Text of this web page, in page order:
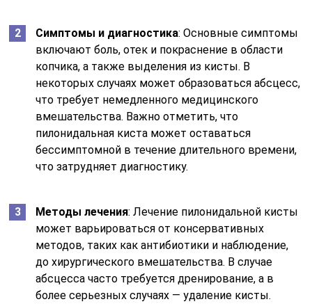
Симптомы и диагностика: Основные симптомы
включают боль, отек и покраснение в области
копчика, а также выделения из кисты. В
некоторых случаях может образоваться абсцесс,
что требует немедленного медицинского
вмешательства. Важно отметить, что
пилонидальная киста может оставаться
бессимптомной в течение длительного времени,
что затрудняет диагностику.
Методы лечения: Лечение пилонидальной кисты
может варьироваться от консервативных
методов, таких как антибиотики и наблюдение,
до хирургического вмешательства. В случае
абсцесса часто требуется дренирование, а в
более серьезных случаях — удаление кисты.